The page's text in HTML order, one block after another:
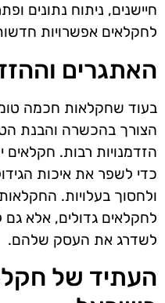
חיישנים, ניתוח נתונים
לחקלאים אפשרויות
האתגרים
בעוד שחקלאות חכמה
הצורך בהכשרה והבנת
הזדמנויות רבות. חקלאים
כדי לשפר את איכות
ולחסוך בעלויות.
לחקלאים גדולים, אלא גם
לשדרג את העסק שלהם.
העתיד של